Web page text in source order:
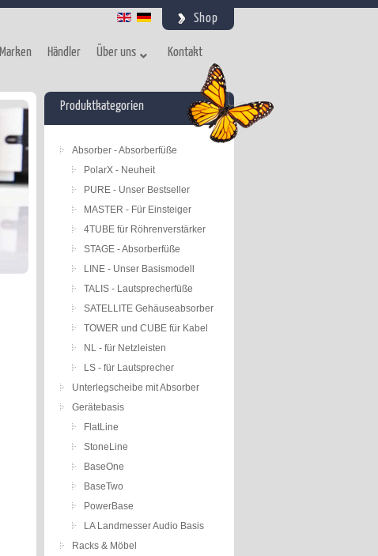
Shop
Marken Händler Über uns Kontakt
Produktkategorien
Absorber - Absorberfüße
PolarX - Neuheit
PURE - Unser Bestseller
MASTER - Für Einsteiger
4TUBE für Röhrenverstärker
STAGE - Absorberfüße
LINE - Unser Basismodell
TALIS - Lautsprecherfüße
SATELLITE Gehäuseabsorber
TOWER und CUBE für Kabel
NL - für Netzleisten
LS - für Lautsprecher
Unterlegscheibe mit Absorber
Gerätebasis
FlatLine
StoneLine
BaseOne
BaseTwo
PowerBase
LA Landmesser Audio Basis
Racks & Möbel